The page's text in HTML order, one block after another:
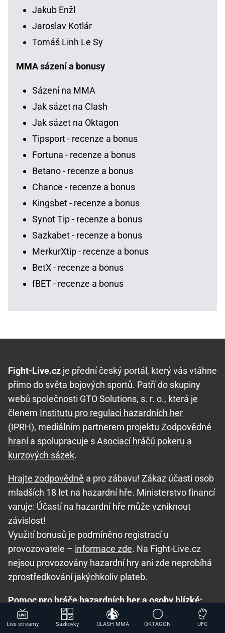
Jakub Enžl
Jaroslav Kotlár
Tomáš Linh Le Sy
MMA sázení a bonusy
Sázení na MMA
Jak sázet na Clash
Jak sázet na Oktagon
Tipsport - recenze a bonus
Fortuna - recenze a bonus
Betano - recenze a bonus
Chance - recenze a bonus
Kingsbet - recenze a bonus
Synot Tip - recenze a bonus
Sazkabet - recenze a bonus
MerkurXtip - recenze a bonus
BetX - recenze a bonus
fBET - recenze a bonus
Fight-Live.cz je přední český portál, který vás vtáhne
přímo do světa bojových sportů. Patří do skupiny
webů společnosti GTO Solutions, s. r. o., která je
členem Institutu pro regulaci hazardních her
(IPRH), mediálním partnerem projektu Zodpovědné
hranía spolupracuje sAsociací hráčů pokeru a
kurzových sázek.
Hrajte zodpovědně a pro zábavu! Zákaz účasti osob
mladších 18 let na hazardní hře. Ministerstvo financí
varuje: Účastí na hazardní hře může vzniknout
závislost!
Využití bonusů je podmíněno registrací u
provozovatele – informace zde. Na Fight-Live.cz
nejsou provozovány hazardní hry ani zde neprobíhá
zprostředkování jakýchkoliv plateb.
Pomoc pro hráče hazardních her a osoby blízké:
Seznam adiktologických služeb v ČR, Mapa
pomoci, Národní stránky pro snížení nebezpečí
Live streamy Sázkovky CLASH MMA OKTAGON UFC